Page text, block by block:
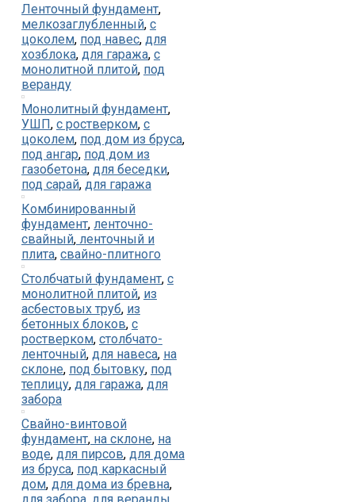
Ленточный фундамент,
мелкозаглубленный, с
цоколем, под навес, для
хозблока, для гаража, с
монолитной плитой, под
веранду
Монолитный фундамент,
УШП, с ростверком, с
цоколем, под дом из бруса,
под ангар, под дом из
газобетона, для беседки,
под сарай, для гаража
Комбинированный
фундамент, ленточно-
свайный, ленточный и
плита, свайно-плитного
Столбчатый фундамент, с
монолитной плитой, из
асбестовых труб, из
бетонных блоков, с
ростверком, столбчато-
ленточный, для навеса, на
склоне, под бытовку, под
теплицу, для гаража, для
забора
Свайно-винтовой
фундамент, на склоне, на
воде, для пирсов, для дома
из бруса, под каркасный
дом, для дома из бревна,